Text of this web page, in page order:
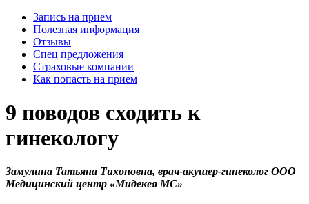
Запись на прием
Полезная информация
Отзывы
Спец предложения
Страховые компании
Как попасть на прием
9 поводов сходить к
гинекологу
Замулина Татьяна Тихоновна, врач-акушер-гинеколог ООО
Медицинский центр «Мидекея МС»